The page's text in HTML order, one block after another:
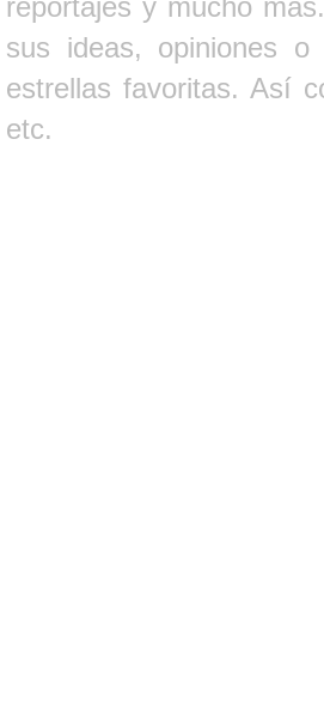
sus ideas, opiniones
estrellas favoritas. Así
etc.